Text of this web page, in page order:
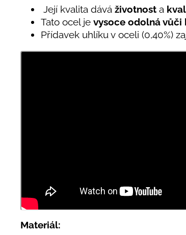
Její kvalita dává životnost a
Tato ocel je vysoce odolná vůči
Přídavek uhlíku v oceli (0,40%)
Materiál: